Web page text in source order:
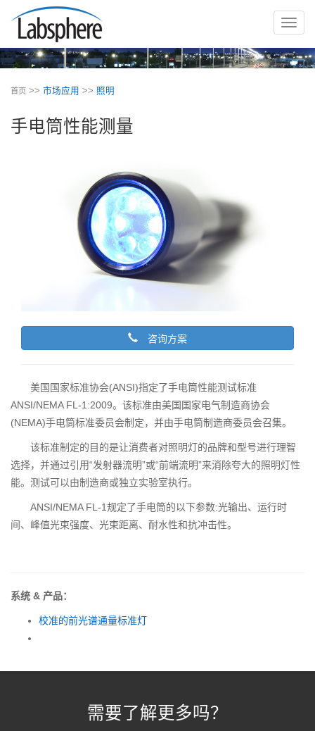
切
导
首页 >> 市场应用 >> 照明
手电筒性能测量
咨询方案
美国国家标准协会(ANSI)指定了手电筒性能测试标准
ANSI/NEMA FL-1:2009。该标准由美国国家电气制造商协会
(NEMA)手电筒标准委员会制定，并由手电筒制造商委员会召集。
该标准制定的目的是让消费者对照明灯的品牌和型号进行理智
选择，并通过引用“发射器流明”或“前端流明”来消除夸大的照明灯性
能。测试可以由制造商或独立实验室执行。
ANSI/NEMA FL-1规定了手电筒的以下参数:光输出、运行时
间、峰值光束强度、光束距离、耐水性和抗冲击性。
系统 & 产品：
校准的前光谱通量标准灯
需要了解更多吗？